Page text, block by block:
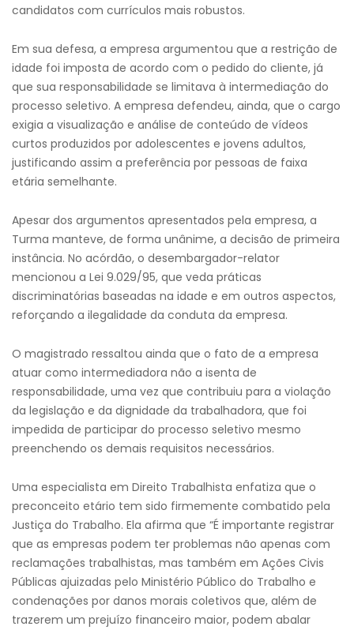
candidatos com currículos mais robustos.
Em sua defesa, a empresa argumentou que a restrição de
idade foi imposta de acordo com o pedido do cliente, já
que sua responsabilidade se limitava à intermediação do
processo seletivo. A empresa defendeu, ainda, que o cargo
exigia a visualização e análise de conteúdo de vídeos
curtos produzidos por adolescentes e jovens adultos,
justificando assim a preferência por pessoas de faixa
etária semelhante.
Apesar dos argumentos apresentados pela empresa, a
Turma manteve, de forma unânime, a decisão de primeira
instância. No acórdão, o desembargador-relator
mencionou a Lei 9.029/95, que veda práticas
discriminatórias baseadas na idade e em outros aspectos,
reforçando a ilegalidade da conduta da empresa.
O magistrado ressaltou ainda que o fato de a empresa
atuar como intermediadora não a isenta de
responsabilidade, uma vez que contribuiu para a violação
da legislação e da dignidade da trabalhadora, que foi
impedida de participar do processo seletivo mesmo
preenchendo os demais requisitos necessários.
Uma especialista em Direito Trabalhista enfatiza que o
preconceito etário tem sido firmemente combatido pela
Justiça do Trabalho. Ela afirma que “É importante registrar
que as empresas podem ter problemas não apenas com
reclamações trabalhistas, mas também em Ações Civis
Públicas ajuizadas pelo Ministério Público do Trabalho e
condenações por danos morais coletivos que, além de
trazerem um prejuízo financeiro maior, podem abalar